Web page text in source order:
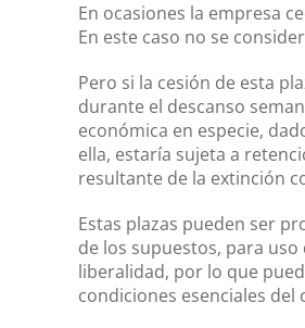
En ocasiones la empresa
En este caso no se
Pero si la cesión de esta
durante el descanso
económica en especie,
ella, estaría sujeta a
resultante de la extinción
Estas plazas pueden ser
de los supuestos, para
liberalidad, por lo que
condiciones esenciales